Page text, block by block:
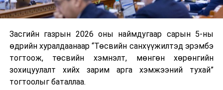
ӨМНӨХ МЭДЭЭ
“Номхон далайг дамнасан тогтвортой байдлын яриа
хэлэлцээ“ олон улсын арга хэмжээ болно
Засгийн газрын 2026 оны наймдугаар сарын 5-ны
өдрийн хуралдаанаар “Төсвийн санхүүжилтэд эрэмбэ
тогтоож, төсвийн хэмнэлт, мөнгөн хөрөнгийн
зохицуулалт хийх зарим арга хэмжээний тухай”
тогтоолыг баталлаа.